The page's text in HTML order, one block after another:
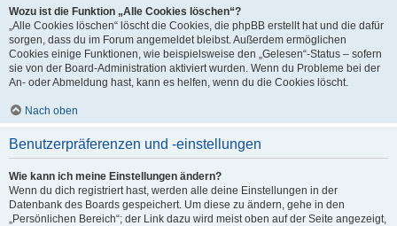
Wozu ist die Funktion „Alle Cookies löschen“?
„Alle Cookies löschen“ löscht die Cookies, die phpBB erstellt hat und die dafür
sorgen, dass du im Forum angemeldet bleibst. Außerdem ermöglichen
Cookies einige Funktionen, wie beispielsweise den „Gelesen“-Status – sofern
sie von der Board-Administration aktiviert wurden. Wenn du Probleme bei der
An- oder Abmeldung hast, kann es helfen, wenn du die Cookies löscht.
Nach oben
Benutzerpräferenzen und -einstellungen
Wie kann ich meine Einstellungen ändern?
Wenn du dich registriert hast, werden alle deine Einstellungen in der
Datenbank des Boards gespeichert. Um diese zu ändern, gehe in den
„Persönlichen Bereich“; der Link dazu wird meist oben auf der Seite angezeigt,